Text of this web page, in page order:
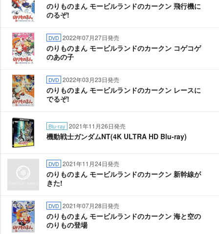
のりものまん モービルランドのカークン 飛行機に
のるぞ!
DVD 2022年07月27日発売
のりものまん モービルランドのカークン コゲコゲ
のあの子
DVD 2022年03月23日発売
のりものまん モービルランドのカークン レースに
でるぞ!
Blu-ray 2021年11月26日発売
機動戦士ガンダムNT(4K ULTRA HD Blu-ray)
DVD 2021年11月24日発売
のりものまん モービルランドのカークン 新幹線が
きた!
DVD 2021年07月28日発売
のりものまん モービルランドのカークン 海と空の
のりもの登場